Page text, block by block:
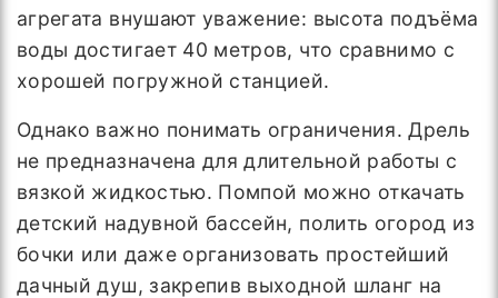
агрегата внушают уважение: высота подъёма
воды достигает 40 метров, что сравнимо с
хорошей погружной станцией.
Однако важно понимать ограничения. Дрель
не предназначена для длительной работы с
вязкой жидкостью. Помпой можно откачать
детский надувной бассейн, полить огород из
бочки или даже организовать простейший
дачный душ, закрепив выходной шланг на